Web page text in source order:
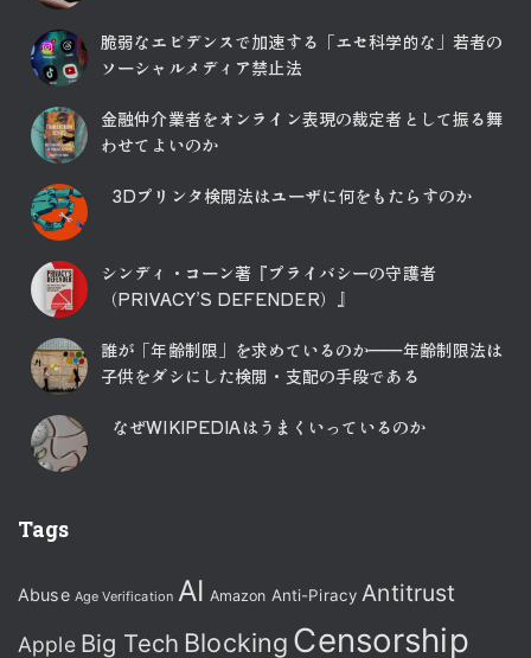
脆弱なエビデンスで加速する「エセ科学的な」若者の
ソーシャルメディア禁止法
金融仲介業者をオンライン表現の裁定者として振る舞
わせてよいのか
3Dプリンタ検閲法はユーザに何をもたらすのか
シンディ・コーン著『プライバシーの守護者
（PRIVACY’S DEFENDER）』
誰が「年齢制限」を求めているのか――年齢制限法は
子供をダシにした検閲・支配の手段である
なぜWIKIPEDIAはうまくいっているのか
Tags
Abuse Age Verification AI Amazon Anti-Piracy Antitrust
Apple Big Tech Blocking Censorship